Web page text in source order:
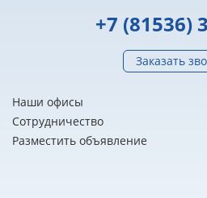
+7 (81536)
Заказать
Наши офисы
Сотрудничество
Разместить объявление